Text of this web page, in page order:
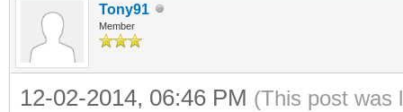
Tony91
Member
12-02-2014, 06:46 PM (This post was